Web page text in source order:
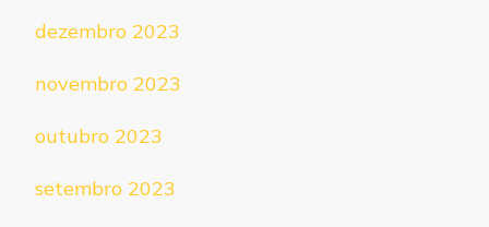
dezembro 2023
novembro 2023
outubro 2023
setembro 2023